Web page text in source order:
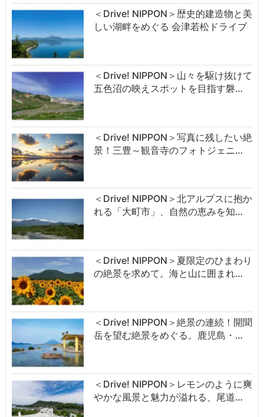
＜Drive! NIPPON＞歴史的建造物と美
しい湖畔をめぐる 会津若松ドライブ
＜Drive! NIPPON＞山々を駆け抜けて
五色沼の映えスポットを目指す磐…
＜Drive! NIPPON＞写真に残したい絶
景！三豊～観音寺のフォトジェニ…
＜Drive! NIPPON＞北アルプスに抱か
れる「大町市」、自然の恵みを知…
＜Drive! NIPPON＞夏限定のひまわり
の絶景を求めて。海と山に囲まれ…
＜Drive! NIPPON＞絶景の連続！開聞
岳を望む絶景をめぐる。鹿児島・…
＜Drive! NIPPON＞レモンのように爽
やかな風景と魅力が溢れる、尾道…